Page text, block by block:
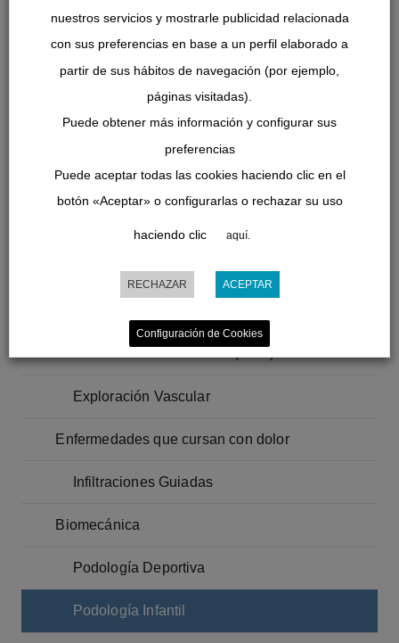
Tratamientos
Inicio
Exploración Vascular
Enfermedades que cursan con dolor
Infiltraciones Guiadas
Biomecánica
Podología Deportiva
Podología Infantil
nuestros servicios y mostrarle publicidad relacionada
con sus preferencias en base a un perfil elaborado a
partir de sus hábitos de navegación (por ejemplo,
páginas visitadas).
Puede obtener más información y configurar sus
preferencias
Puede aceptar todas las cookies haciendo clic en el
botón «Aceptar» o configurarlas o rechazar su uso
haciendo clic aquí.
RECHAZAR ACEPTAR
Configuración de Cookies